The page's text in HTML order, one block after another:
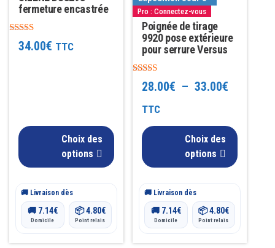
fermeture encastrée
Note
5.00
34.00€ TTC
Choix des
options
options
peuvent
être
du
🚚 Livraison dès
🚚 7.14€
Domicile
📦4.80€
Point relais
Pro : Connectez-vous
Poignée de tirage
9920 pose extérieure
pour serrure Versus
Note
4.74
28.00€ – 33.00€Plage
prix :
TTC
Choix des
options
options
peuvent
être
choisies
sur
page
du
🚚 Livraison dès
🚚 7.14€
Domicile
📦4.80€
Point relais